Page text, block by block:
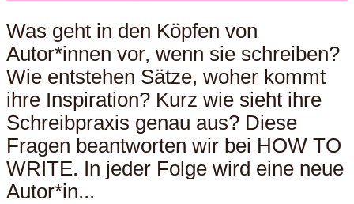
Was geht in den Köpfen von
Autor*innen vor, wenn sie schreiben?
Wie entstehen Sätze, woher kommt
ihre Inspiration? Kurz wie sieht ihre
Schreibpraxis genau aus? Diese
Fragen beantworten wir bei HOW TO
WRITE. In jeder Folge wird eine neue
Autor*in...